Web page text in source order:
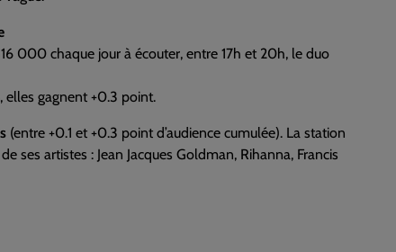
000 chaque jour à écouter, entre 17h et 20h, le duo
elles gagnent +0.3 point.
(entre +0.1 et +0.3 point d’audience cumulée). La station
ses artistes : Jean Jacques Goldman, Rihanna, Francis